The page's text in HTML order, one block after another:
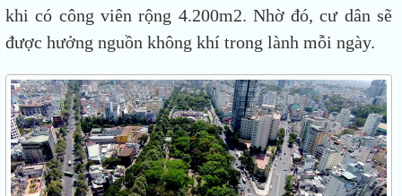
khi có công viên rộng 4.200m2. Nhờ đó, cư dân sẽ
được hưởng nguồn không khí trong lành mỗi ngày.